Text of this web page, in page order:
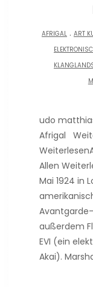
AFRIGAL . ART
udo
Afrigal
Allen
Mai 1924 in
außerdem
EVI (ein
Akai).